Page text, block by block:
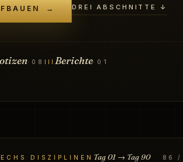
→ DREI ABSCHNITTE ↓
·08 III Berichte·01
DISZIPLINEN Tag 01 → Tag 90 86 /